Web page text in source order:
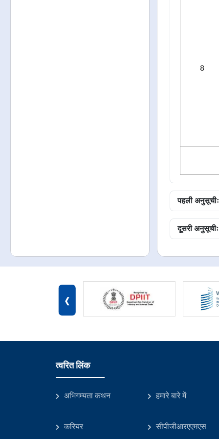
8
पहली अनुसूचीः
दूसरी
‹
त्वरित लिंक
अभिगम्यता कथन हमारे बारे में
करियर सीपीजीआरएएमएस